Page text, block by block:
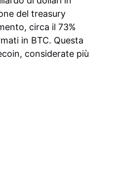
del treasury
circa il 73%
in BTC. Questa
considerate più